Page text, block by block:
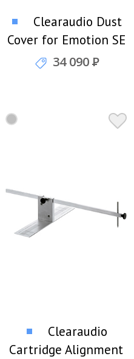
Clearaudio Dust
Cover for Emotion SE
Пылезащитный
34 090Р
Clearaudio
Cartridge Alignment